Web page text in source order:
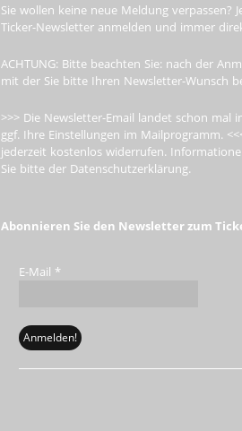
Sie wollen keine neue Meldung verpassen?
Ticker-Newsletter anmelden und immer
ACHTUNG: Bitte beachten Sie: nach der
mit der Sie bitte Ihren Newsletter-Wunsch
>>> Die Newsletter-Email landet schon mal
ggf. Ihre Einstellungen im Mailprogramm.
jederzeit kostenlos widerrufen.
Sie bitte der Datenschutzerklärung.
Abonnieren Sie den Newsletter zum
E-Mail *